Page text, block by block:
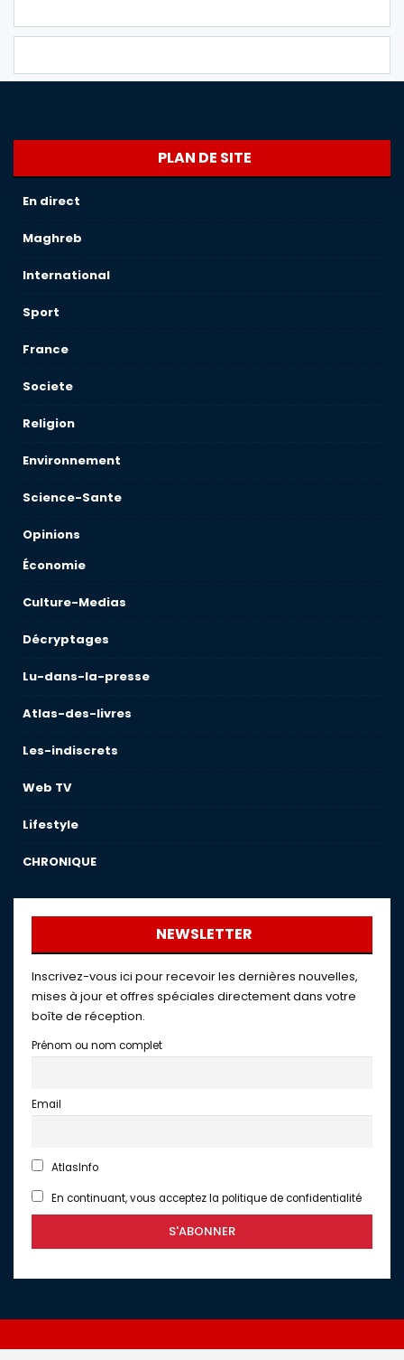
PLAN DE SITE
En direct
Maghreb
International
Sport
France
Societe
Religion
Environnement
Science-Sante
Opinions
Économie
Culture-Medias
Décryptages
Lu-dans-la-presse
Atlas-des-livres
Les-indiscrets
Web TV
Lifestyle
CHRONIQUE
NEWSLETTER
Inscrivez-vous ici pour recevoir les dernières nouvelles,
mises à jour et offres spéciales directement dans votre
boîte de réception.
Prénom ou nom complet
Email
AtlasInfo
En continuant, vous acceptez la politique de confidentialité